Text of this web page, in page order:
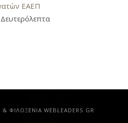
ΕΑΕΠ
ΦΙΛΟΞΕΝΙΑ WEBLEADERS.GR